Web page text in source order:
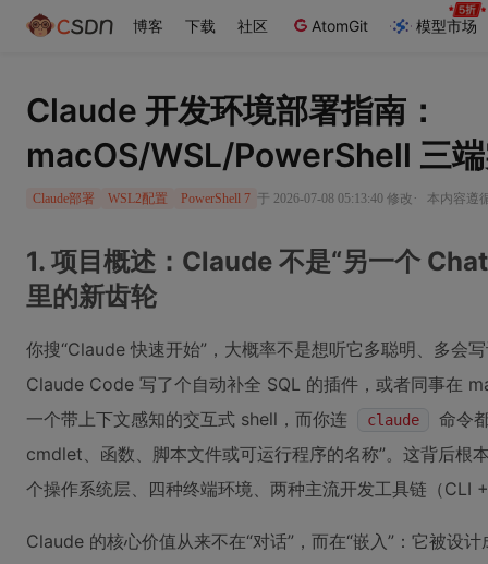
博客 下载 社区 AtomGit 模型市场
Claude 开发环境部署指南：
macOS/WSL/PowerShell 三
Claude部署 WSL2配置 PowerShell 7 于 2026-07-08 05:13:40 修改 · 本内容遵
1. 项目概述：Claude 不是“另一个
里的新齿轮
你搜“Claude 快速开始”，大概率不是想听它多聪明、多
Claude Code 写了个自动补全 SQL 的插件，或者同事在
一个带上下文感知的交互式 shell，而你连
claude
命令
cmdlet、函数、脚本文件或可运行程序的名称”。这背后根
个操作系统层、四种终端环境、两种主流开发工具链（CLI
Claude 的核心价值从来不在“对话”，而在“嵌入”：它被设